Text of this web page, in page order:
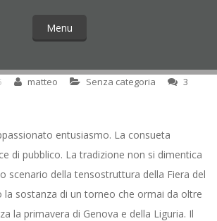
Menu
matteo Senza categoria 3
entusiasmo. La consueta
di pubblico. La tradizione non si dimentica
scenario della tensostruttura della Fiera del
la sostanza di un torneo che ormai da oltre
la primavera di Genova e della Liguria. Il